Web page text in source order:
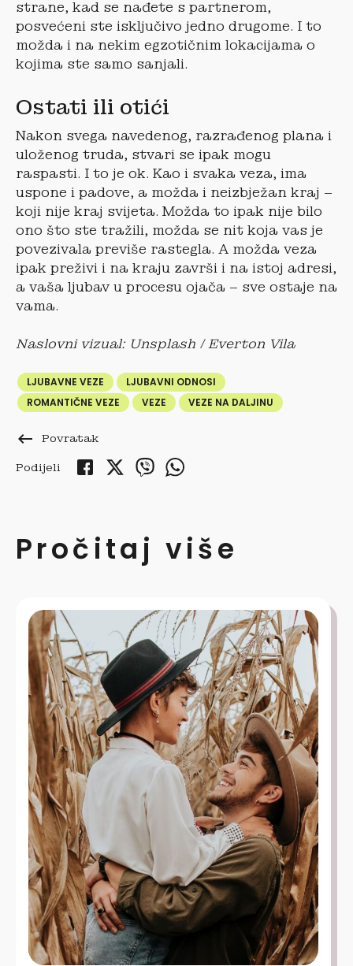
strane, kad se nađete s partnerom,
posvećeni ste isključivo jedno drugome. I to
možda i na nekim egzotičnim lokacijama o
kojima ste samo sanjali.
Ostati ili otići
Nakon svega navedenog, razrađenog plana i
uloženog truda, stvari se ipak mogu
raspasti. I to je ok. Kao i svaka veza, ima
uspone i padove, a možda i neizbježan kraj –
koji nije kraj svijeta. Možda to ipak nije bilo
ono što ste tražili, možda se nit koja vas je
povezivala previše rastegla. A možda veza
ipak preživi i na kraju završi i na istoj adresi,
a vaša ljubav u procesu ojača – sve ostaje na
vama.
Naslovni vizual: Unsplash / Everton Vila
LJUBAVNE VEZE
LJUBAVNI ODNOSI
ROMANTIČNE VEZE
VEZE VEZE NA DALJINU
keyboard_backspace Povratak
Podijeli
Pročitaj više